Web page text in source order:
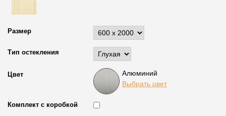
Размер
Тип остекления
Алюминий
Выбрать цвет
Цвет
Комплект с коробкой